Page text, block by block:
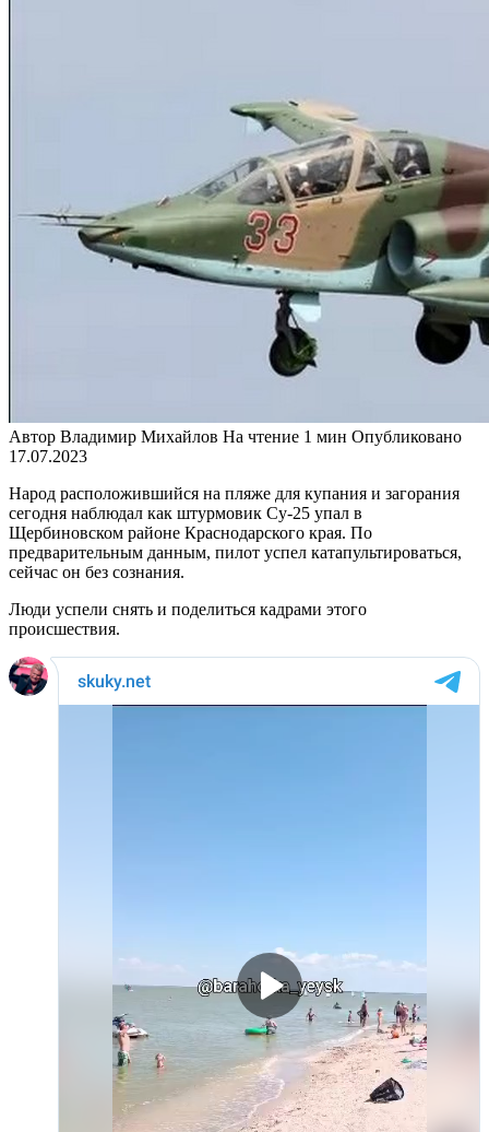
Автор Владимир Михайлов На чтение 1 мин Опубликовано
17.07.2023
Народ расположившийся на пляже для купания и загорания
сегодня наблюдал как штурмовик Су-25 упал в
Щербиновском районе Краснодарского края. По
предварительным данным, пилот успел катапультироваться,
сейчас он без сознания.
Люди успели снять и поделиться кадрами этого
происшествия.